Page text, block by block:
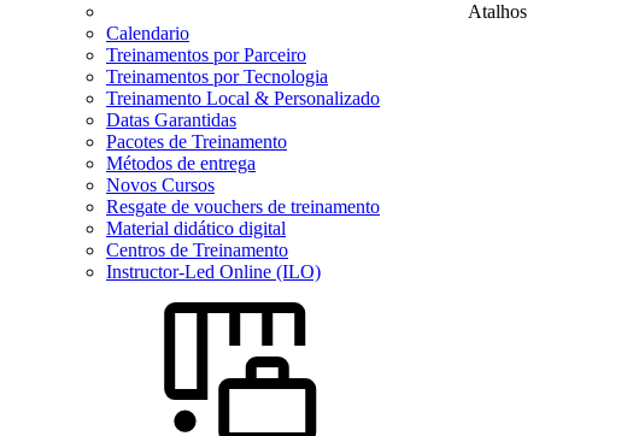
Atalhos
Calendario
Treinamentos por Parceiro
Treinamentos por Tecnologia
Treinamento Local & Personalizado
Datas Garantidas
Pacotes de Treinamento
Métodos de entrega
Novos Cursos
Resgate de vouchers de treinamento
Material didático digital
Centros de Treinamento
Instructor-Led Online (ILO)